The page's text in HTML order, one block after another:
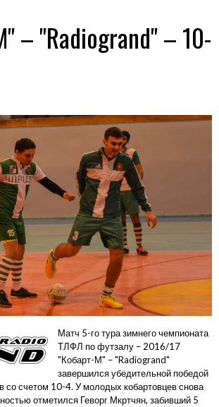
– "Radiogrand" – 10-
Матч 5-го тура зимнего чемпионата
ТЛФЛ по футзалу – 2016/17
"Кобарт-М" – "Radiogrand"
завершился убедительной победой
со счетом 10-4. У молодых кобартовцев снова
отметился Геворг Мкртчян, забивший 5